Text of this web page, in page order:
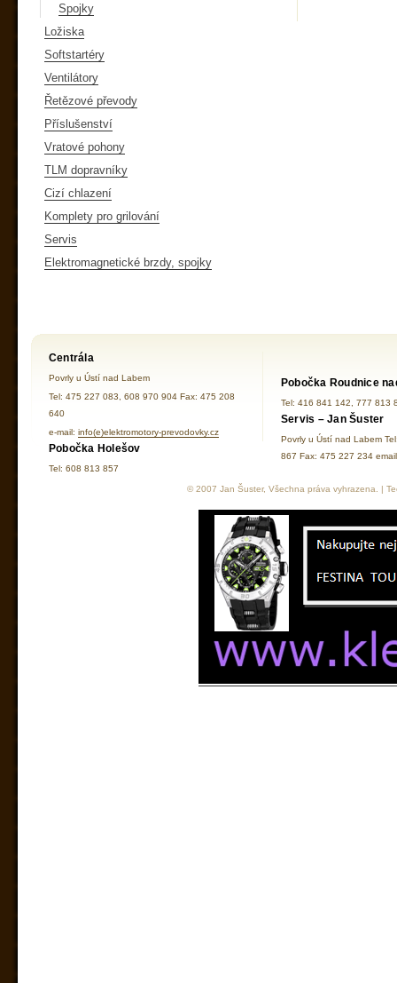
Spojky
Ložiska
Softstartéry
Ventilátory
Řetězové převody
Příslušenství
Vratové pohony
TLM dopravníky
Cizí chlazení
Komplety pro grilování
Servis
Elektromagnetické brzdy, spojky
Centrála
Povrly u Ústí nad Labem
Tel: 475 227 083, 608 970 904 Fax: 475 208
640
e-mail: info(e)elektromotory-prevodovky.cz
Pobočka Holešov
Tel: 608 813 857
Pobočka Roudnice
Tel: 416 841 142, 777 813
Servis – Jan Šuster
Povrly u Ústí nad Labem
867 Fax: 475 227 234
© 2007 Jan Šuster, Všechna práva vyhrazena. |